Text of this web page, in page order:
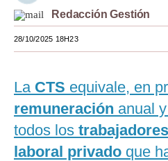
Viajes
Estilos
Mundo
EEUU
Redacción Gestión
28/10/2025 18H23
La CTS equivale, en
remuneración anual
todos los trabajadores
laboral privado que